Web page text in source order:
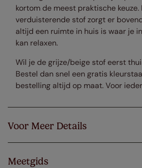
kortom de meest praktische keuze.
verduisterende stof zorgt er
altijd een ruimte in huis is waar je
kan relaxen.
Wil je de grijze/beige stof eerst
Bestel dan snel een gratis
bestelling altijd op maat. Voor
Voor Meer Details
Meetgids